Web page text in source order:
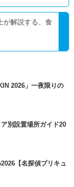
が解説する、食
2026」一夜限りの
別設置場所ガイド20
【名探偵プリキュ